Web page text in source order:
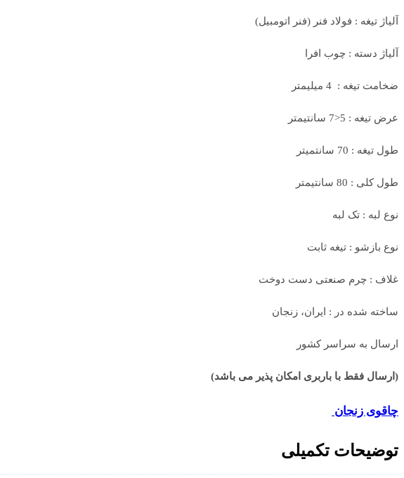
آلیاژ تیغه : فولاد فنر (فنر اتومبیل)
آلیاژ دسته : چوب افرا
ضخامت تیغه : 4 میلیمتر
عرض تیغه : 5<7 سانتیمتر
طول تیغه : 70 سانتمیتر
طول کلی : 80 سانتیمتر
نوع لبه : تک لبه
نوع بازشو : تیغه ثابت
غلاف : چرم صنعتی دست دوخت
ساخته شده در : ایران، زنجان
ارسال به سراسر کشور
(ارسال فقط با باربری امکان پذیر می باشد)
چاقوی زنجان
توضیحات تکمیلی